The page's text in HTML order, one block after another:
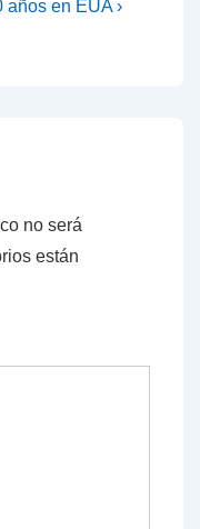
años en EUA ›
no será
están